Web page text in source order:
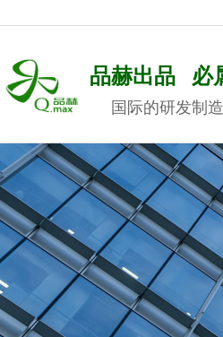
品赫出品 必
国际的研发制